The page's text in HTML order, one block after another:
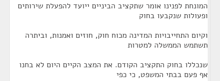
המונחת לפנינו אומר שתקציב הביניים ייועד להפעלת שירותים
ופעולות שנקבעו בחוק
וקיום התחייבויות המדינה מכוח חוק, חוזים ואמנות, וביתרה
תשתמש הממשלה למטרות
שנכללו בחוק התקציב הקודם. את המצב הקיים היום לא בחנו
אף פעם בבתי המשפט, כי כפי